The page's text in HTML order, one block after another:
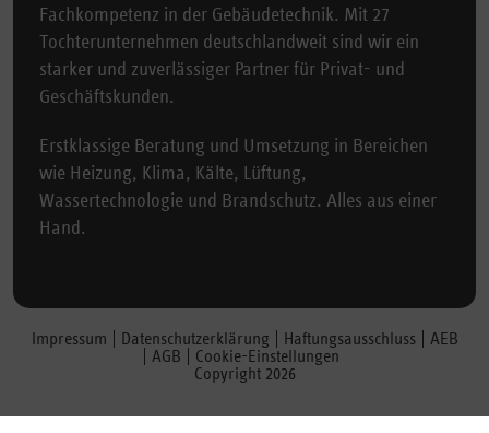
Fachkompetenz in der Gebäudetechnik. Mit 27
Tochterunternehmen deutschlandweit sind wir ein
starker und zuverlässiger Partner für Privat- und
Geschäftskunden.
Erstklassige Beratung und Umsetzung in Bereichen
wie Heizung, Klima, Kälte, Lüftung,
Wassertechnologie und Brandschutz. Alles aus einer
Hand.
Impressum Datenschutzerklärung Haftungsausschluss
AEB
AGB
Cookie-Einstellungen
Copyright 2026